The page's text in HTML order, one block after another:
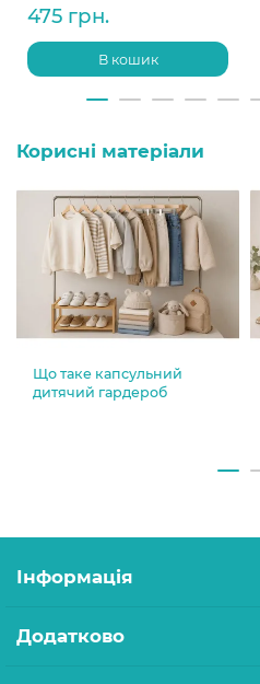
475 грн.
В кошик
Корисні матеріали
Що таке капсульний
дитячий гардероб
Інформація
Додатково